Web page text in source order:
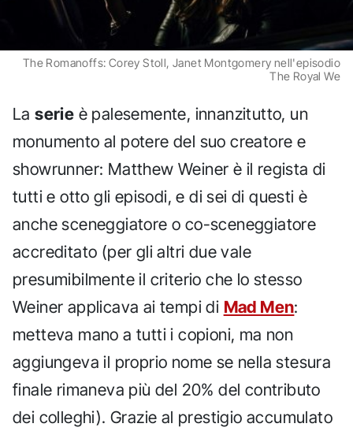
The Romanoffs: Corey Stoll, Janet Montgomery nell'episodio
The Royal We
Laserie è palesemente, innanzitutto, un
monumento al potere del suo creatore e
showrunner: Matthew Weiner è il regista di
tutti e otto gli episodi, e di sei di questi è
anche sceneggiatore o co-sceneggiatore
accreditato (per gli altri due vale
presumibilmente il criterio che lo stesso
Weiner applicava ai tempi di Mad Men:
metteva mano a tutti i copioni, ma non
aggiungeva il proprio nome se nella stesura
finale rimaneva più del 20% del contributo
dei colleghi). Grazie al prestigio accumulato